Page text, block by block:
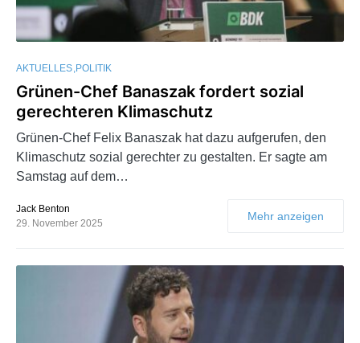
AKTUELLES POLITIK
Grünen-Chef Banaszak fordert sozial
gerechteren Klimaschutz
Grünen-Chef Felix Banaszak hat dazu aufgerufen, den
Klimaschutz sozial gerechter zu gestalten. Er sagte am
Samstag auf dem…
Jack Benton
29. November 2025
Mehr anzeigen